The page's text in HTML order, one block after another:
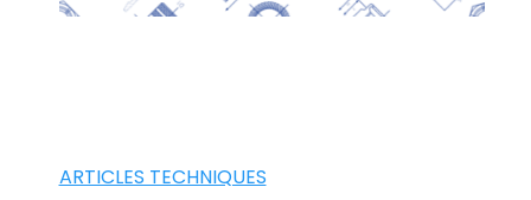
ARTICLES TECHNIQUES